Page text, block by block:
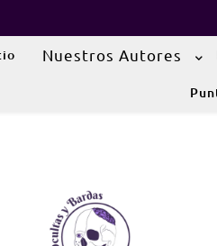
Nuestros Autores